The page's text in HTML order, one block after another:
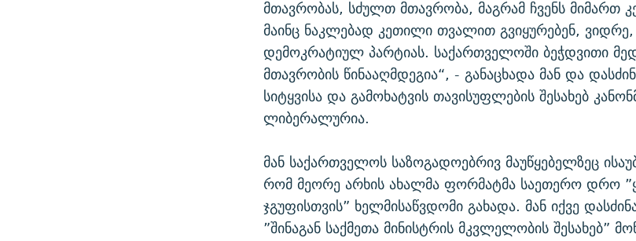
მთავრობას, სძულთ მთავრობა, მაგრამ ჩვენს მიმართ
მაინც ნაკლებად კეთილი თვალით გვიყურებენ,
დემოკრატიულ პარტიას. საქართველოში ბეჭდვითი
მთავრობის წინააღმდეგია“, - განაცხადა მან და
სიტყვისა და გამოხატვის თავისუფლების შესახებ
ლიბერალურია.
მან საქართველოს საზოგადოებრივ მაუწყებელზეც
რომ მეორე არხის ახალმა ფორმატმა საეთერო დრო
ჯგუფისთვის” ხელმისაწვდომი გახადა. მან იქვე
”შინაგან საქმეთა მინისტრის მკვლელობის შესახებ”